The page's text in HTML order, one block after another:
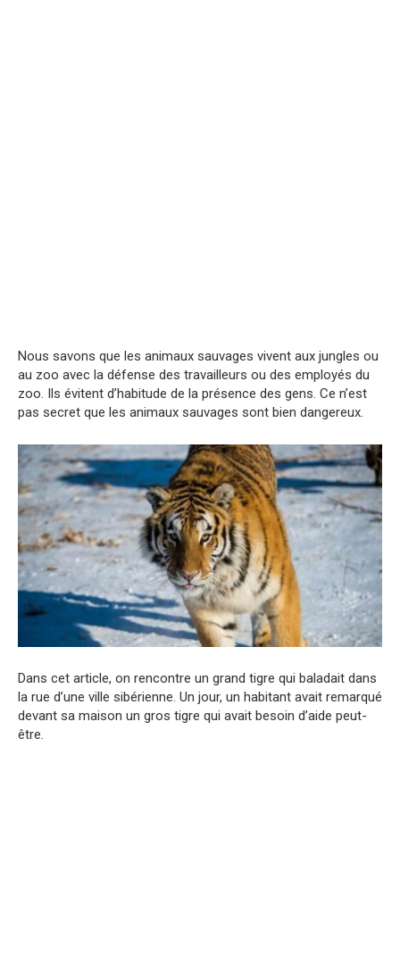
Nous savons que les animaux sauvages vivent aux jungles ou
au zoo avec la défense des travailleurs ou des employés du
zoo. Ils évitent d’habitude de la présence des gens. Ce n’est
pas secret que les animaux sauvages sont bien dangereux.
Dans cet article, on rencontre un grand tigre qui baladait dans
la rue d’une ville sibérienne. Un jour, un habitant avait remarqué
devant sa maison un gros tigre qui avait besoin d’aide peut-
être.